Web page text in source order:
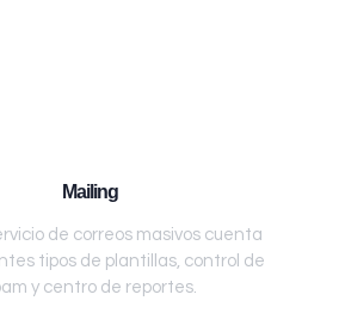
Mailing
de correos masivos cuenta
tipos de plantillas, control de
y centro de reportes.